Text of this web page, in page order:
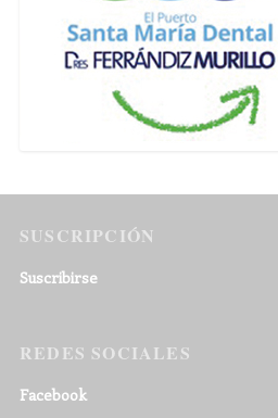
SUSCRIPCIÓN
Suscribirse
REDES SOCIALES
Facebook